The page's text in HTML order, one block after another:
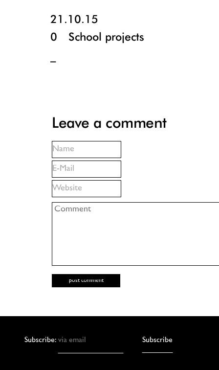
21.10.15
0
School projects
Leave a comment
Subscribe: